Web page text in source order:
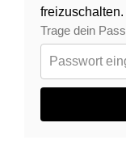
freizuschalten.
Trage dein